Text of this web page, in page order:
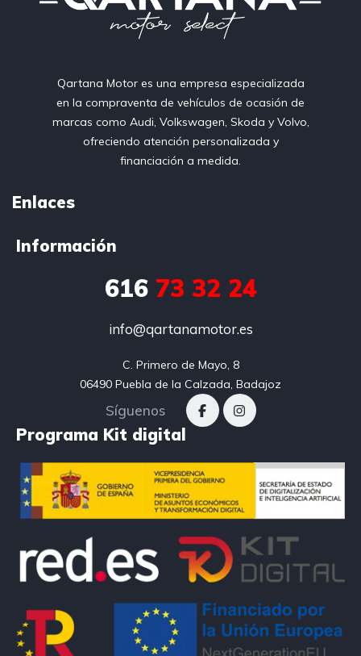
Qartana Motor es una empresa especializada
en la compraventa de vehículos de ocasión de
marcas como Audi, Volkswagen, Skoda y Volvo,
ofreciendo atención personalizada y
financiación a medida.
Enlaces
Información
61673 32 24
info@qartanamotor.es
C. Primero de Mayo, 8
06490 Puebla de la Calzada, Badajoz
Síguenos
Programa Kit digital